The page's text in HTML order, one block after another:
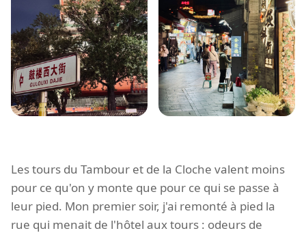
Les tours du Tambour et de la Cloche valent moins
pour ce qu'on y monte que pour ce qui se passe à
leur pied. Mon premier soir, j'ai remonté à pied la
rue qui menait de l'hôtel aux tours : odeurs de